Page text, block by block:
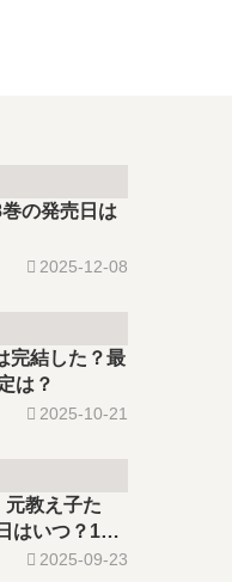
の発売日は
2025-12-08
完結した？最
は？
2025-10-21
元教え子た
はいつ？12
2025-09-23